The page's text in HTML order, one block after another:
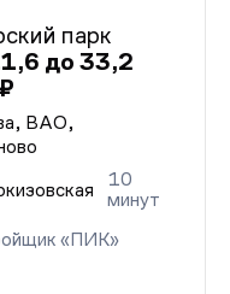
парк
до 33,2
ВАО,
10
минут
«ПИК»